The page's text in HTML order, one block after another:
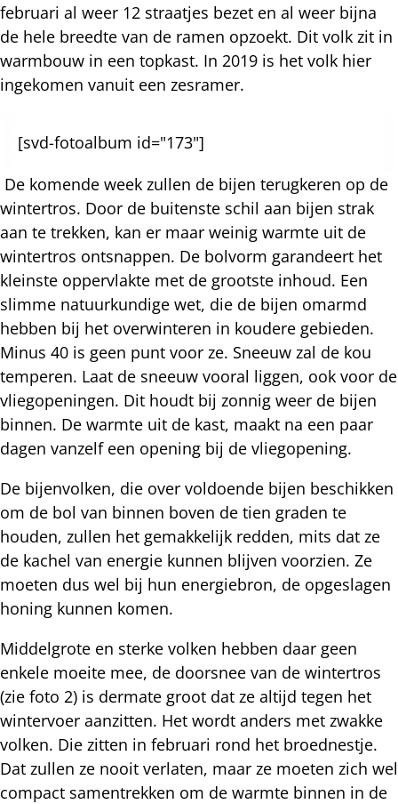
februari al weer 12 straatjes bezet en al weer bijna
de hele breedte van de ramen opzoekt. Dit volk zit in
warmbouw in een topkast. In 2019 is het volk hier
ingekomen vanuit een zesramer.
[svd-fotoalbum id="173"]
De komende week zullen de bijen terugkeren op de
wintertros. Door de buitenste schil aan bijen strak
aan te trekken, kan er maar weinig warmte uit de
wintertros ontsnappen. De bolvorm garandeert het
kleinste oppervlakte met de grootste inhoud. Een
slimme natuurkundige wet, die de bijen omarmd
hebben bij het overwinteren in koudere gebieden.
Minus 40 is geen punt voor ze. Sneeuw zal de kou
temperen. Laat de sneeuw vooral liggen, ook voor de
vliegopeningen. Dit houdt bij zonnig weer de bijen
binnen. De warmte uit de kast, maakt na een paar
dagen vanzelf een opening bij de vliegopening.
De bijenvolken, die over voldoende bijen beschikken
om de bol van binnen boven de tien graden te
houden, zullen het gemakkelijk redden, mits dat ze
de kachel van energie kunnen blijven voorzien. Ze
moeten dus wel bij hun energiebron, de opgeslagen
honing kunnen komen.
Middelgrote en sterke volken hebben daar geen
enkele moeite mee, de doorsnee van de wintertros
(zie foto 2) is dermate groot dat ze altijd tegen het
wintervoer aanzitten. Het wordt anders met zwakke
volken. Die zitten in februari rond het broednestje.
Dat zullen ze nooit verlaten, maar ze moeten zich wel
compact samentrekken om de warmte binnen in de